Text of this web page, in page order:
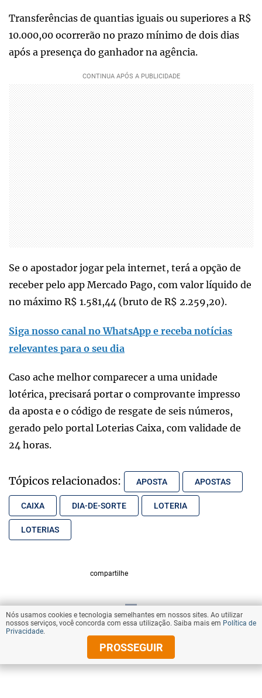
Transferências de quantias iguais ou superiores a R$
10.000,00 ocorrerão no prazo mínimo de dois dias
após a presença do ganhador na agência.
Se o apostador jogar pela internet, terá a opção de
receber pelo app Mercado Pago, com valor líquido de
no máximo R$ 1.581,44 (bruto de R$ 2.259,20).
Siga nosso canal no WhatsApp e receba notícias
relevantes para o seu dia
Caso ache melhor comparecer a uma unidade
lotérica, precisará portar o comprovante impresso
da aposta e o código de resgate de seis números,
gerado pelo portal Loterias Caixa, com validade de
24 horas.
Tópicos relacionados: APOSTA APOSTAS
CAIXA DIA-DE-SORTE LOTERIA
LOTERIAS
compartilhe
VOLTAR AO TOPO
© Copyright 2026 Diários Associados
Nós usamos cookies e tecnologia semelhantes em nossos sites. Ao utilizar
nossos serviços, você concorda com essa utilização. Saiba mais em Política de
Privacidade.
PROSSEGUIR